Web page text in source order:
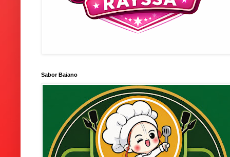
Sabor Baiano